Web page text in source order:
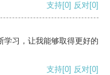
支持[0] 反对[0]
学习，让我能够取得更好的
支持[0] 反对[0]